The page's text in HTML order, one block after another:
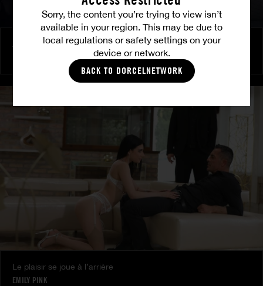
Sorry, the content you’re trying to view isn’t
available in your region. This may be due to
local regulations or safety settings on your
device or network.
BACK TO DORCELNETWORK
Amitié brûlante
MATTY MILA PEREZ
Le plaisir se joue à l’arrière
EMILY PINK